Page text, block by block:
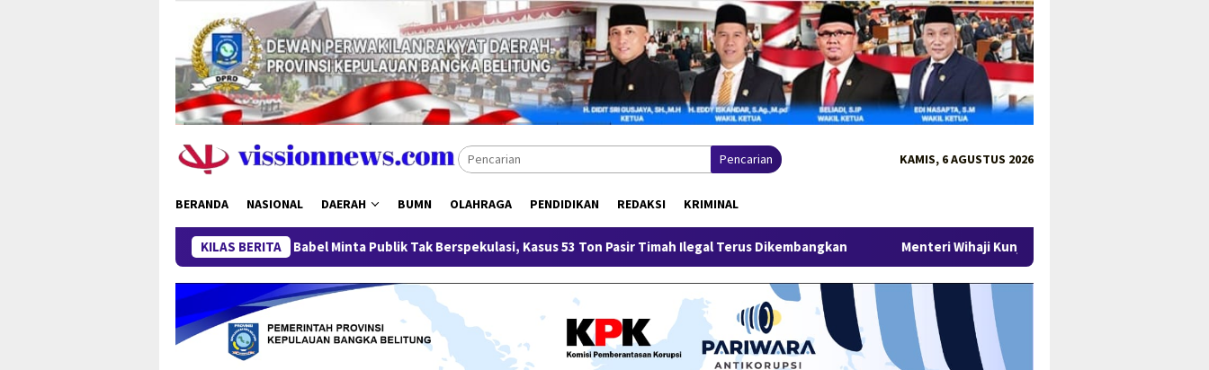
konten
Pencarian KAMIS, 6 AGUSTUS 2026
BERANDA NASIONAL DAERAH BUMN OLAHRAGA PENDIDIKAN REDAKSI KRIMINAL
KILAS BERITA
Polda Babel Minta Publik Tak Berspekulasi, Kasus 53 Ton Pasir Timah Ilegal Terus Dikembangkan Menteri Wihaji Kunjungi Babel, Gubernur Hidayat Arsani Perkuat